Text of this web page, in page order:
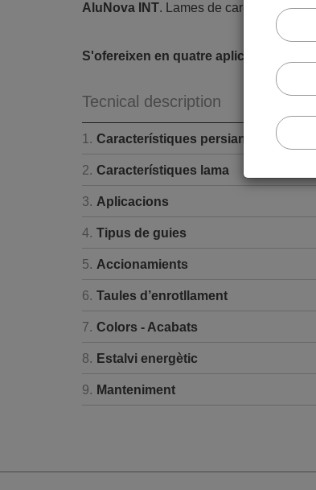
AluNova INT. Lames de cares llises i
S'ofereixen en quatre aplicacions
Tecnical description
1. Característiques persiana
2. Característiques lama
3. Aplicacions
4. Tipus de guies
5. Accionamients
6. Taules d’enrotllament
7. Colors - Acabats
8. Estalvi energètic
9. Manteniment